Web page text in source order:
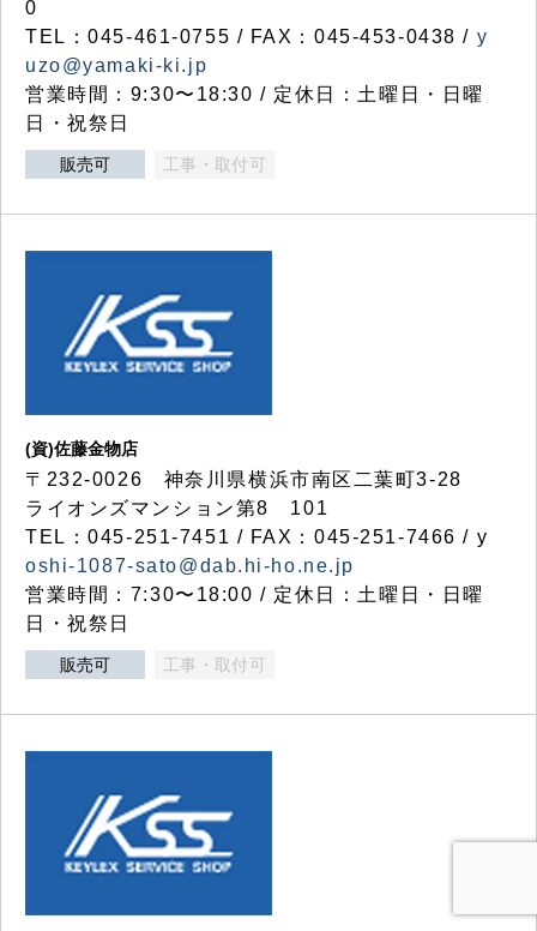
0
TEL：045-461-0755 / FAX：045-453-0438 / y
uzo@yamaki-ki.jp
営業時間：9:30〜18:30 / 定休日：土曜日・日曜
日・祝祭日
販売可 工事・取付可
(資)佐藤金物店
〒232-0026 神奈川県横浜市南区二葉町3-28
ライオンズマンション第8 101
TEL：045-251-7451 / FAX：045-251-7466 / y
oshi-1087-sato@dab.hi-ho.ne.jp
営業時間：7:30〜18:00 / 定休日：土曜日・日曜
日・祝祭日
販売可 工事・取付可